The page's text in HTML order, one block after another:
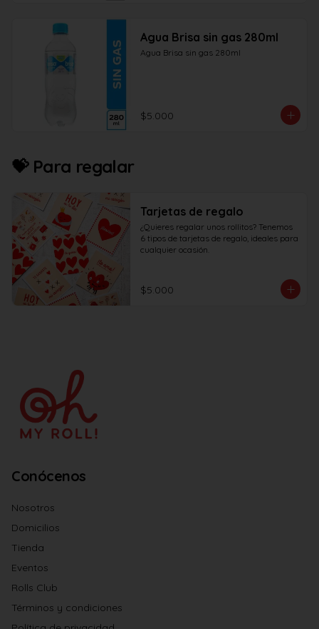
Agua Brisa sin gas 280ml
Agua Brisa sin gas 280ml
$5.000
💝 Para regalar
Tarjetas de regalo
¿Quieres regalar unos rollitos? Tenemos
6 tipos de tarjetas de regalo, ideales para
cualquier ocasión.
$5.000
Conócenos
Nosotros
Domicilios
Tienda
Eventos
Rolls Club
Términos y condiciones